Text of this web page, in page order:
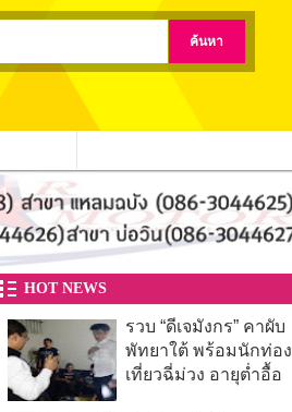
HOT NEWS
รวบ “ดีเจมังกร” คาผับ
พัทยาใต้ พร้อมนักท่อง
เที่ยวฉี่ม่วง อายุต่ำอื้อ